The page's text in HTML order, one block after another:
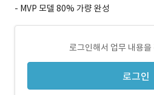
- MVP 모델 80% 가량 완성
로그인해서 업무 내용을
로그인